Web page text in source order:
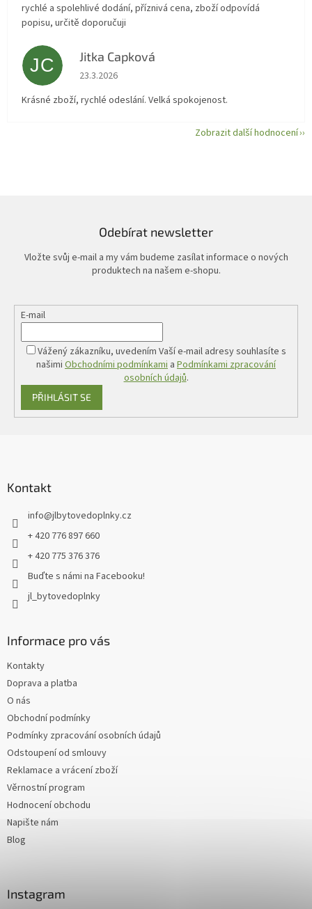
rychlé a spolehlivé dodání, příznivá cena, zboží odpovídá
popisu, určitě doporučuji
JC Jitka Capková
Hodnocení obchodu je 5 z 5 hvězdiček.
23.3.2026
Krásné zboží, rychlé odeslání. Velká spokojenost.
Zobrazit další hodnocení
Odebírat newsletter
Vložte svůj e-mail a my vám budeme zasílat informace o nových
produktech na našem e-shopu.
E-mail
Vážený zákazníku, uvedením Vaší e-mail adresy souhlasíte s
našimi Obchodními podmínkami a Podmínkami zpracování
osobních údajů.
PŘIHLÁSIT SE
Kontakt
info@jlbytovedoplnky.cz
+ 420 776 897 660
+ 420 775 376 376
Buďte s námi na Facebooku!
jl_bytovedoplnky
Informace pro vás
Kontakty
Doprava a platba
O nás
Obchodní podmínky
Podmínky zpracování osobních údajů
Odstoupení od smlouvy
Reklamace a vrácení zboží
Věrnostní program
Hodnocení obchodu
Napište nám
Blog
Instagram